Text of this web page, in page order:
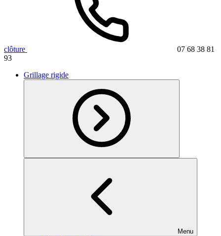
clôture
07 68 38 81
93
Grillage rigide
Menu